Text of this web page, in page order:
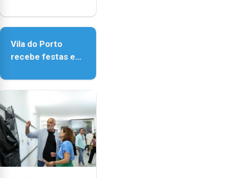
Biblioteca de Vila
Vila do Porto
recebe festas em
Senhora da